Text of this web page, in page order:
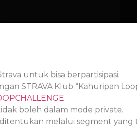
untuk bisa berpartisipasi.
STRAVA Klub “Kahuripan
boleh dalam mode private.
ditentukan melalui segment yang